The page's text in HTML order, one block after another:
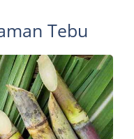
Tebu